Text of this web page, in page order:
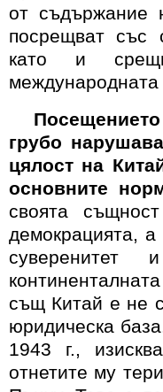
от съдържание
посрещват със
като и
грубо
цялост на
основните
своята
демокрацията,
суверенитет
същ Китай е не
юридическа
1943 г.,
отнетите му